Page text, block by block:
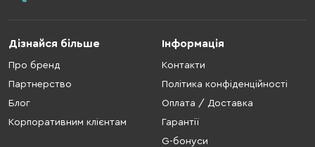
Дізнайся більше
Про бренд
Партнерство
Блог
Корпоративним клієнтам
Інформація
Контакти
Політика конфіденційності
Оплата / Доставка
Гарантії
G-бонуси